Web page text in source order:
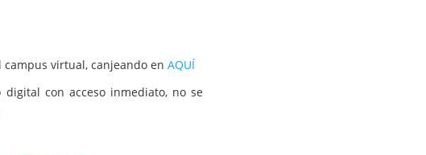
campus virtual, canjeando en AQUÍ
con acceso inmediato, no se